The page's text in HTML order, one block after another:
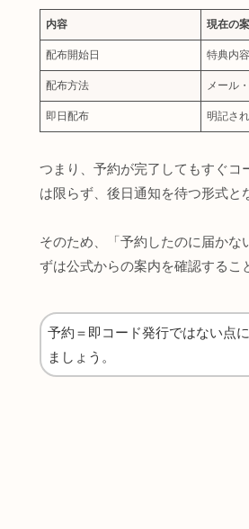
内容 現在の
配布開始日 特典内
配布方法 メール
即日配布 明記さ
つまり、予約が完了してもすぐコ
は限らず、後日通知を待つ形式と
そのため、「予約したのに届かな
ずは公式からの案内を確認するこ
予約＝即コード発行ではない点
ましょう。